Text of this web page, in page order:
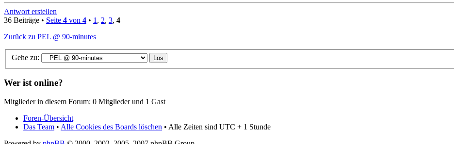
Antwort erstellen
36 Beiträge • Seite 4 von 4 • 1 , 2, 3, 4
Zurück zu PEL @ 90-minutes
Gehe zu:
Wer ist online?
Mitglieder in diesem Forum: 0 Mitglieder und 1 Gast
Foren-Übersicht
Das Team • Alle Cookies des Boards löschen • Alle Zeiten sind UTC + 1 Stunde